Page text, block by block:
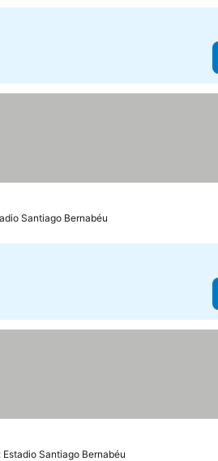
Santiago Bernabéu
Estadio Santiago Bernabéu